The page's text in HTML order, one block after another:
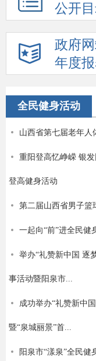
公开
政府
年度
全民健身活动
山西省第七届老年人
重阳登高忆峥嵘 银
登高健身活动
第二届山西省男子篮
一起向“前”进全民健
举办“礼赞新中国 逐
事活动暨阳泉市...
成功举办“礼赞新中
暨“泉城丽景”首...
阳泉市“漾泉”全民健